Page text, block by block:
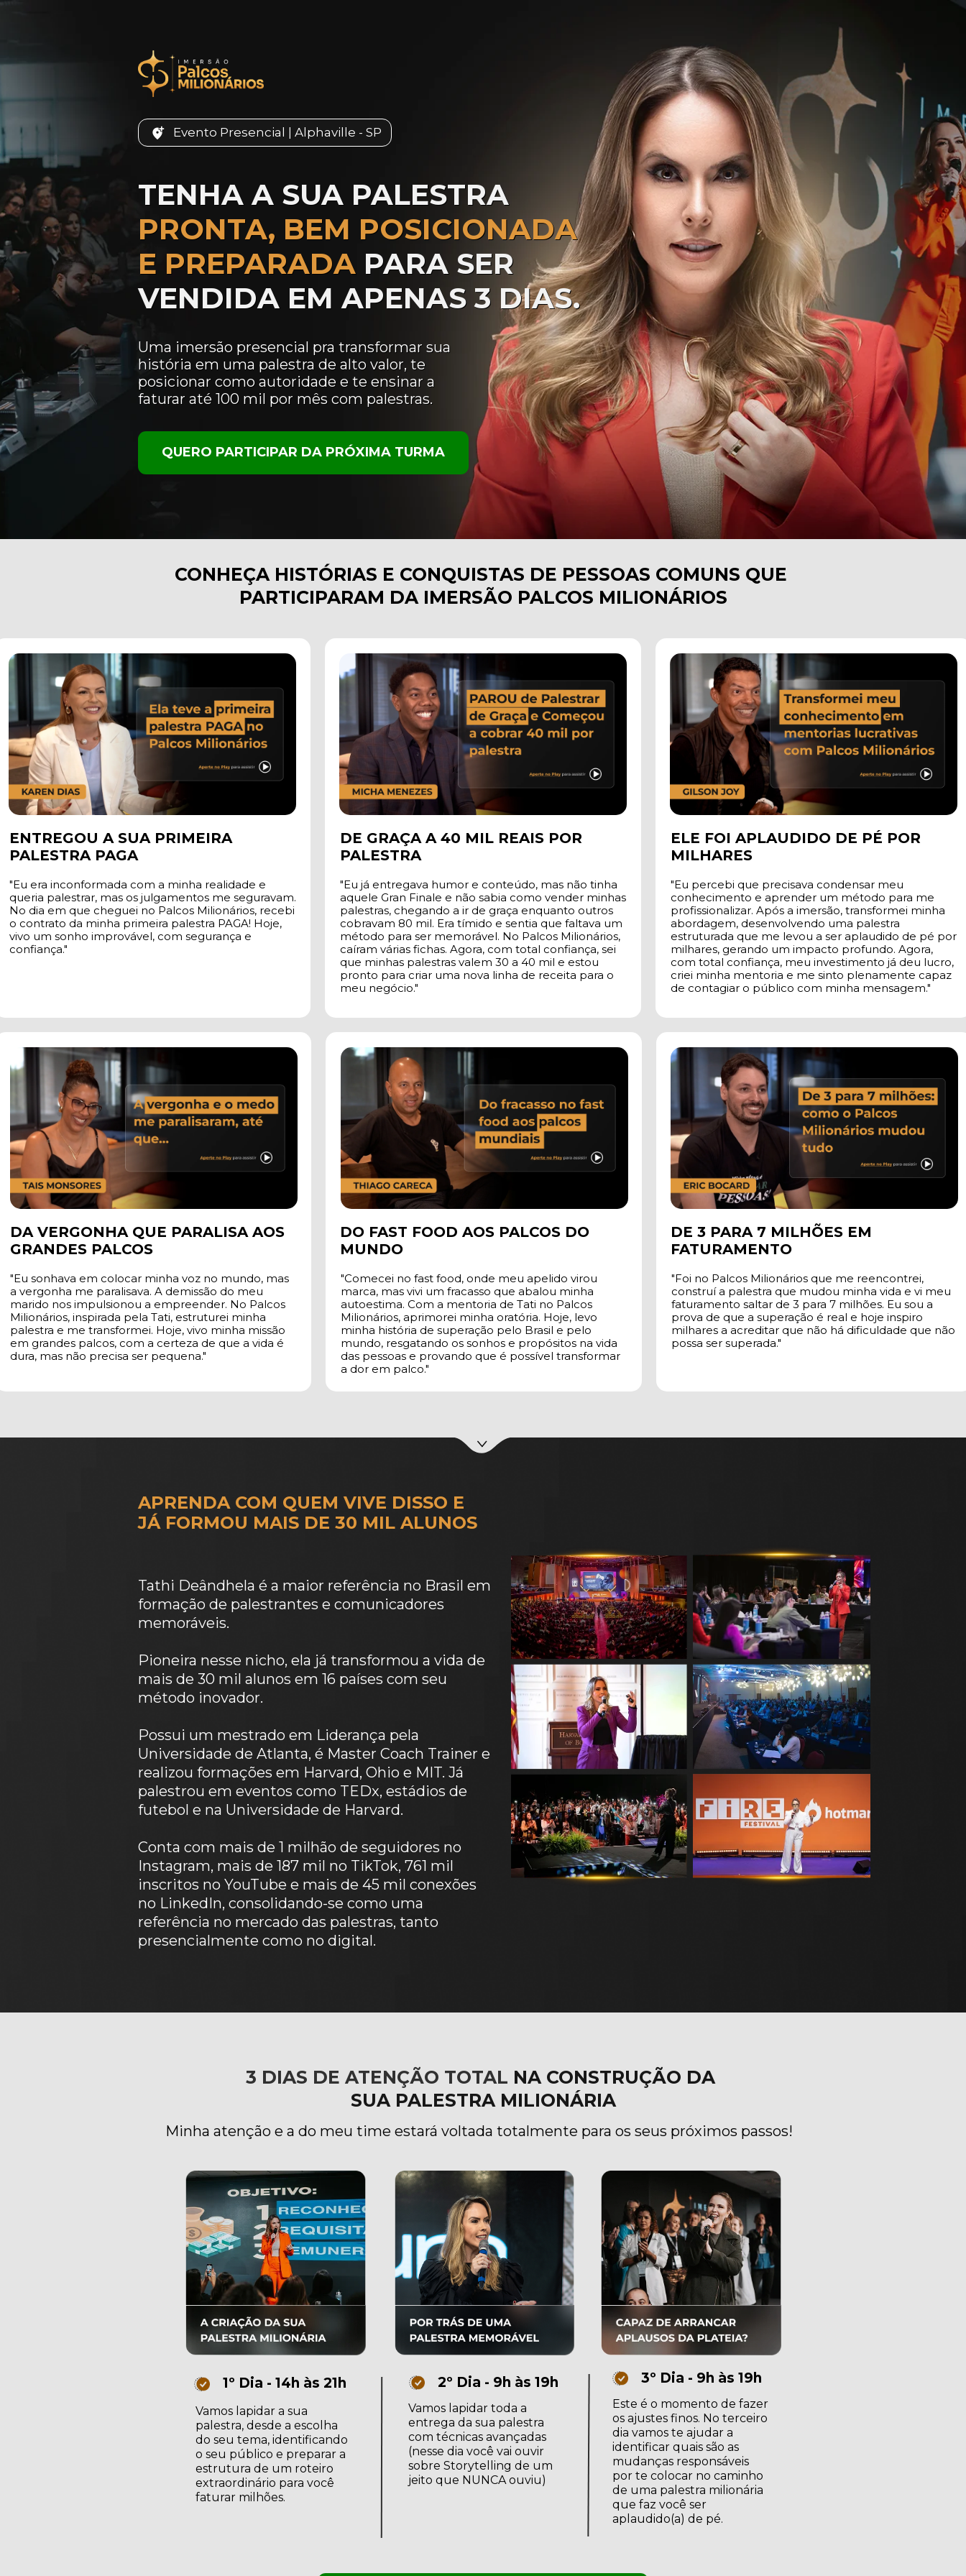
Evento Presencial | Alphaville - SP
TENHA A SUA PALESTRA
PRONTA, BEM POSICIONADA
E PREPARADA PARA SER
VENDIDA EM APENAS 3 DIAS.
Uma imersão presencial pra transformar sua
história em uma palestra de alto valor, te
posicionar como autoridade e te ensinar a
faturar até 100 mil por mês com palestras.
QUERO PARTICIPAR DA PRÓXIMA TURMA
PARTICIPARAM DA IMERSÃO PALCOS MILIONÁRIOS
ENTREGOU A SUA PRIMEIRA
PALESTRA PAGA
DE GRAÇA A 40 MIL REAIS POR
PALESTRA
ELE FOI APLAUDIDO DE PÉ POR
MILHARES
"Eu era inconformada com a minha realidade e
queria palestrar, mas os julgamentos me seguravam.
No dia em que cheguei no Palcos Milionários, recebi
o contrato da minha primeira palestra PAGA! Hoje,
vivo um sonho improvável, com segurança e
confiança."
"Eu já entregava humor e conteúdo, mas não tinha
aquele Gran Finale e não sabia como vender minhas
palestras, chegando a ir de graça enquanto outros
cobravam 80 mil. Era tímido e sentia que faltava um
método para ser memorável. No Palcos Milionários,
caíram várias fichas. Agora, com total confiança, sei
que minhas palestras valem 30 a 40 mil e estou
pronto para criar uma nova linha de receita para o
meu negócio."
"Eu percebi que precisava condensar meu
conhecimento e aprender um método para me
profissionalizar. Após a imersão, transformei minha
abordagem, desenvolvendo uma palestra
estruturada que me levou a ser aplaudido de pé por
milhares, gerando um impacto profundo. Agora,
com total confiança, meu investimento já deu lucro,
criei minha mentoria e me sinto plenamente capaz
de contagiar o público com minha mensagem."
DA VERGONHA QUE PARALISA AOS
GRANDES PALCOS
DO FAST FOOD AOS PALCOS DO
MUNDO
DE 3 PARA 7 MILHÕES EM
FATURAMENTO
"Eu sonhava em colocar minha voz no mundo, mas
a vergonha me paralisava. A demissão do meu
marido nos impulsionou a empreender. No Palcos
Milionários, inspirada pela Tati, estruturei minha
palestra e me transformei. Hoje, vivo minha missão
em grandes palcos, com a certeza de que a vida é
dura, mas não precisa ser pequena."
"Comecei no fast food, onde meu apelido virou
marca, mas vivi um fracasso que abalou minha
autoestima. Com a mentoria de Tati no Palcos
Milionários, aprimorei minha oratória. Hoje, levo
minha história de superação pelo Brasil e pelo
mundo, resgatando os sonhos e propósitos na vida
das pessoas e provando que é possível transformar
a dor em palco."
"Foi no Palcos Milionários que me reencontrei,
construí a palestra que mudou minha vida e vi meu
faturamento saltar de 3 para 7 milhões. Eu sou a
prova de que a superação é real e hoje inspiro
milhares a acreditar que não há dificuldade que não
possa ser superada."
APRENDA COM QUEM VIVE DISSO E
JÁ FORMOU MAIS DE 30 MIL ALUNOS
Tathi Deândhela é a maior referência no Brasil em
formação de palestrantes e comunicadores
memoráveis.
Pioneira nesse nicho, ela já transformou a vida de
mais de 30 mil alunos em 16 países com seu
método inovador.
Possui um mestrado em Liderança pela
Universidade de Atlanta, é Master Coach Trainer e
realizou formações em Harvard, Ohio e MIT. Já
palestrou em eventos como TEDx, estádios de
futebol e na Universidade de Harvard.
Conta com mais de 1 milhão de seguidores no
Instagram, mais de 187 mil no TikTok, 761 mil
inscritos no YouTube e mais de 45 mil conexões
no LinkedIn, consolidando-se como uma
referência no mercado das palestras, tanto
presencialmente como no digital.
3 DIAS DE ATENÇÃO TOTAL NA CONSTRUÇÃO DA
SUA PALESTRA MILIONÁRIA
Minha atenção e a do meu time estará voltada totalmente para os seus próximos passos!
3º Dia - 9h às 19h
2º Dia - 9h às 19h
1º Dia - 14h às 21h
Este é o momento de fazer
os ajustes finos. No terceiro
dia vamos te ajudar a
identificar quais são as
mudanças responsáveis
por te colocar no caminho
de uma palestra milionária
que faz você ser
aplaudido(a) de pé.
Vamos lapidar toda a
entrega da sua palestra
com técnicas avançadas
(nesse dia você vai ouvir
sobre Storytelling de um
jeito que NUNCA ouviu)
Vamos lapidar a sua
palestra, desde a escolha
do seu tema, identificando
o seu público e preparar a
estrutura de um roteiro
extraordinário para você
faturar milhões.